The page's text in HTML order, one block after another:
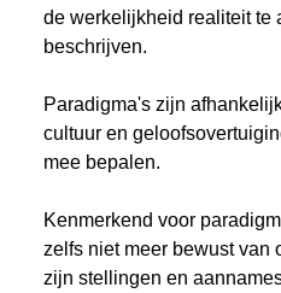
de werkelijkheid realiteit te
beschrijven.
Paradigma's zijn
cultuur en
mee bepalen.
Kenmerkend voor
zelfs niet meer bewust van
zijn stellingen en